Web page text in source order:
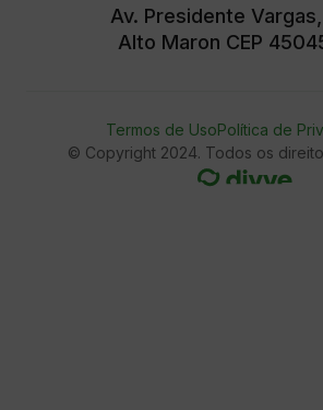
Av. Presidente
Alto Maron CEP
Termos de UsoPolítica de
© Copyright 2024. Todos os